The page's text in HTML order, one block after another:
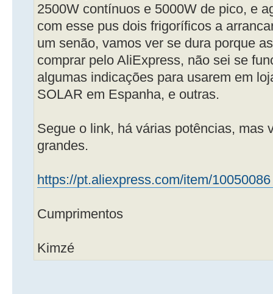
2500W contínuos e 5000W de pico, e
com esse pus dois frigoríficos a
um senão, vamos ver se dura porque
comprar pelo AliExpress, não sei se
algumas indicações para usarem em
SOLAR em Espanha, e outras.
Segue o link, há várias potências, mas
grandes.
https://pt.aliexpress.com/item/
Cumprimentos
Kimzé